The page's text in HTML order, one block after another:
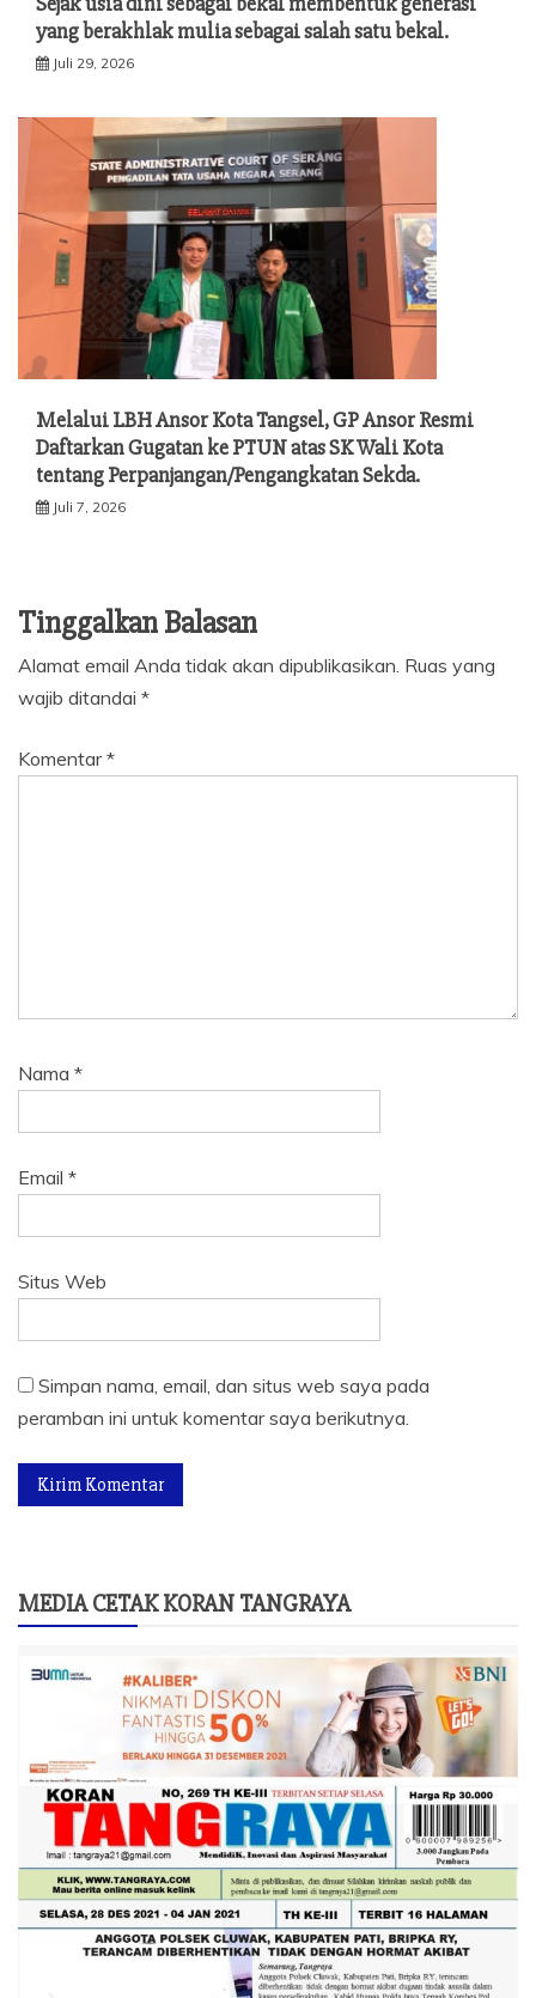
yang berakhlak mulia sebagai salah satu bekal.
Juli 29, 2026
Melalui LBH Ansor Kota Tangsel, GP Ansor Resmi
Daftarkan Gugatan ke PTUN atas SK Wali Kota
tentang Perpanjangan/Pengangkatan Sekda.
Juli 7, 2026
Tinggalkan Balasan
Alamat email Anda tidak akan dipublikasikan. Ruas yang
wajib ditandai *
Komentar*
Nama *
Email *
Situs Web
Simpan nama, email, dan situs web saya pada
peramban ini untuk komentar saya berikutnya.
MEDIA CETAK KORAN TANGRAYA